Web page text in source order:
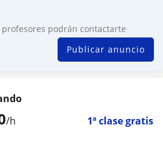
podrán contactarte
Publicar anuncio
/h 1ª clase gratis